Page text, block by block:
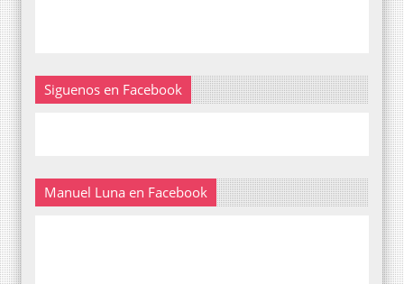
Siguenos en Facebook
Manuel Luna en Facebook